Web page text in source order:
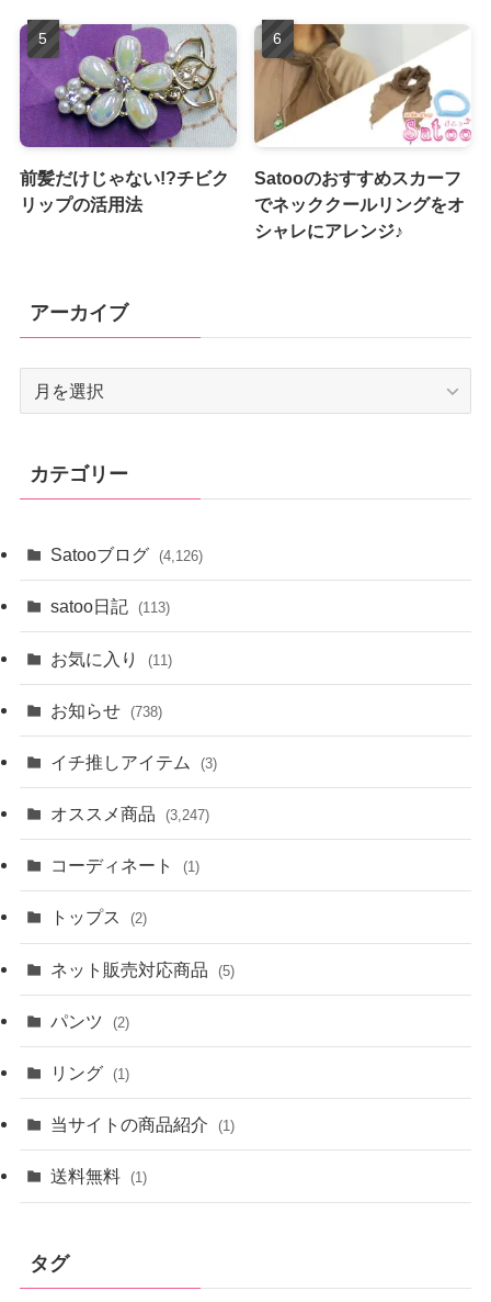
前髪だけじゃない!?チビク
リップの活用法
Satooのおすすめスカーフ
でネッククールリングをオ
シャレにアレンジ♪
アーカイブ
ブ
カテゴリー
Satooブログ (4,126)
satoo日記 (113)
お気に入り (11)
お知らせ (738)
イチ推しアイテム (3)
オススメ商品 (3,247)
コーディネート (1)
トップス (2)
ネット販売対応商品 (5)
パンツ (2)
リング (1)
当サイトの商品紹介 (1)
送料無料 (1)
タグ